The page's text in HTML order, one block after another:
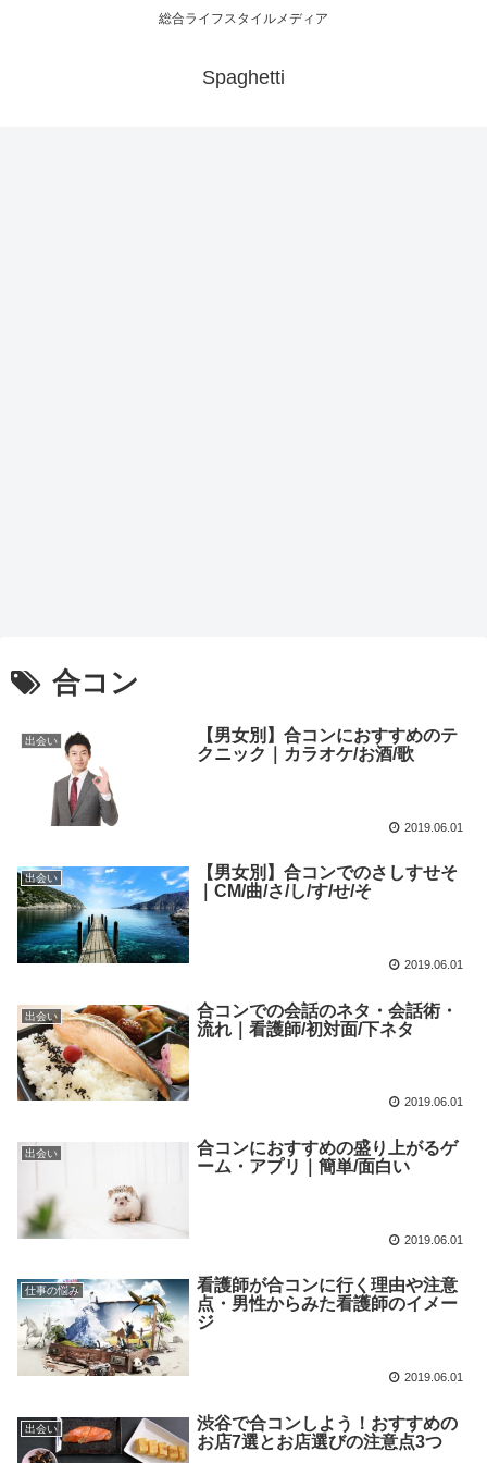
総合ライフスタイルメディア
Spaghetti
合コン
出会い
【男女別】合コンにおすすめのテ
クニック｜カラオケ/お酒/歌
2019.06.01
出会い
【男女別】合コンでのさしすせそ
｜CM/曲/さ/し/す/せ/そ
2019.06.01
出会い
合コンでの会話のネタ・会話術・
流れ｜看護師/初対面/下ネタ
2019.06.01
出会い
合コンにおすすめの盛り上がるゲ
ーム・アプリ｜簡単/面白い
2019.06.01
仕事の悩み
看護師が合コンに行く理由や注意
点・男性からみた看護師のイメー
ジ
2019.06.01
出会い
渋谷で合コンしよう！おすすめの
お店7選とお店選びの注意点3つ